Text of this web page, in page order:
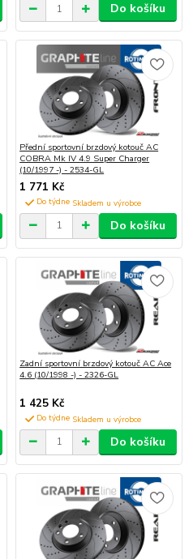
Do košíku
Přední sportovní brzdový kotouč AC
COBRA Mk IV 4.9 Super Charger
(10/1997 -) - 2534-GL
1 771 Kč
Do týdne
Do košíku
Zadní sportovní brzdový kotouč AC Ace
4.6 (10/1998 -) - 2326-GL
1 425 Kč
Do týdne
Do košíku